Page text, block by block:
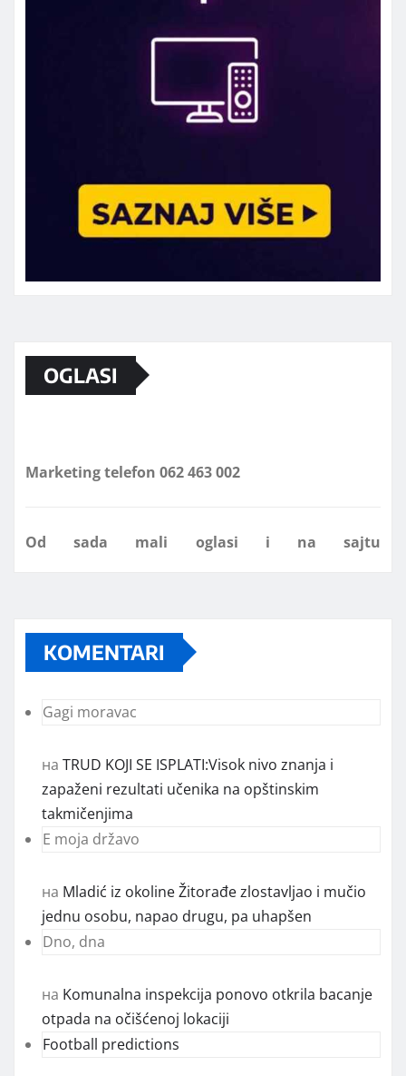
OGLASI
KOMENTARI
Gagi moravac
на TRUD KOJI SE ISPLATI:Visok nivo znanja i
zapaženi rezultati učenika na opštinskim
takmičenjima
E moja državo
на Mladić iz okoline Žitorađe zlostavljao i mučio
jednu osobu, napao drugu, pa uhapšen
Dno, dna
на Komunalna inspekcija ponovo otkrila bacanje
otpada na očišćenoj lokaciji
Football predictions